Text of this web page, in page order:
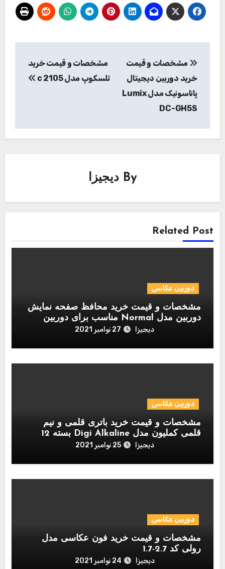
نوشته
مشخصات و قیمت
خرید دوربین دیجیتال
پاناسونیک مدل Lumix
DC-GH5S
مشخصات و قیمت خرید
تلسکوپ مدل c 2105
By دیجیزا
Related Post
دوربین عکاسی
مشخصات و قیمت خرید محافظ صفحه نمایش
دوربین مدل Normal مناسب برای دوربین
عکاسی نیکون D700دیجیزا 27 نوامبر 2021
دوربین عکاسی
مشخصات و قیمت خرید باتری قلمی و نیم
قلمی کملیون مدل Digi Alkaline بسته 12
دیجیزا 25 نوامبر 2021
دوربین عکاسی
مشخصات و قیمت خرید فون عکاسی مدل
رولی کد 2.7-1.7
دیجیزا 24 نوامبر 2021